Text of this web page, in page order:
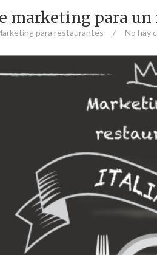
marketing para
para restaurantes / No hay